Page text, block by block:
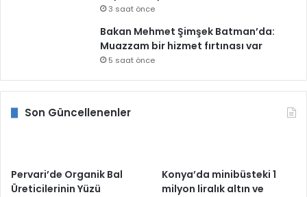
3 saat önce
Bakan Mehmet Şimşek Batman’da:
Muazzam bir hizmet fırtınası var
5 saat önce
Son Güncellenenler
Pervari’de Organik Bal
Üreticilerinin Yüzü
Konya’da minibüsteki 1
milyon liralık altın ve